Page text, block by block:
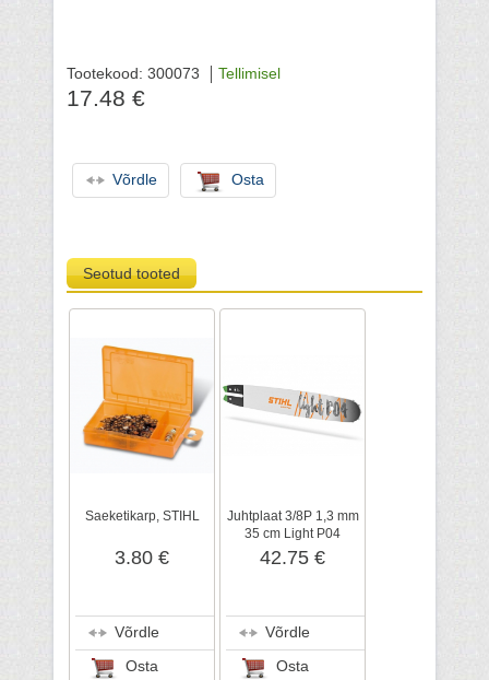
Tootekood: 300073 Tellimisel
17.48 €
Võrdle Osta
Seotud tooted
Saeketikarp, STIHL
3.80 €
Võrdle
Osta
Juhtplaat 3/8P 1,3 mm
35 cm Light P04
(3005), STIHL
42.75 €
Võrdle
Osta